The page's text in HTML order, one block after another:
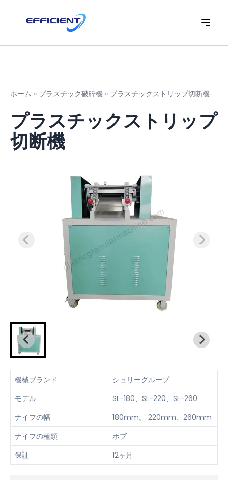
ホーム » プラスチック破砕機 » プラスチックストリップ切断機
プラスチックストリップ
切断機
機械ブランド
シュリーグループ
モデル
SL-180、SL-220、SL-260
ナイフの幅
180mm。 220mm、260mm
ナイフの種類
ホブ
保証
12ヶ月